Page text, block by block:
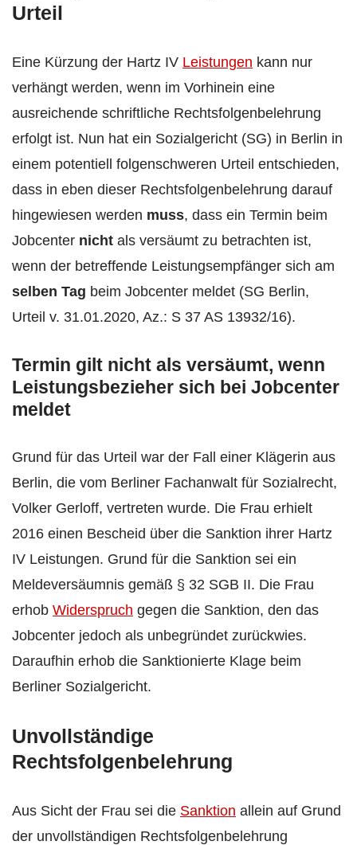
Urteil
Eine Kürzung der Hartz IV Leistungen kann nur
verhängt werden, wenn im Vorhinein eine
ausreichende schriftliche Rechtsfolgenbelehrung
erfolgt ist. Nun hat ein Sozialgericht (SG) in Berlin in
einem potentiell folgenschweren Urteil entschieden,
dass in eben dieser Rechtsfolgenbelehrung darauf
hingewiesen werden muss, dass ein Termin beim
Jobcenter nicht als versäumt zu betrachten ist,
wenn der betreffende Leistungsempfänger sich am
selben Tag beim Jobcenter meldet (SG Berlin,
Urteil v. 31.01.2020, Az.: S 37 AS 13932/16).
Termin gilt nicht als versäumt, wenn
Leistungsbezieher sich bei Jobcenter
meldet
Grund für das Urteil war der Fall einer Klägerin aus
Berlin, die vom Berliner Fachanwalt für Sozialrecht,
Volker Gerloff, vertreten wurde. Die Frau erhielt
2016 einen Bescheid über die Sanktion ihrer Hartz
IV Leistungen. Grund für die Sanktion sei ein
Meldeversäumnis gemäß § 32 SGB II. Die Frau
erhob Widerspruch gegen die Sanktion, den das
Jobcenter jedoch als unbegründet zurückwies.
Daraufhin erhob die Sanktionierte Klage beim
Berliner Sozialgericht.
Unvollständige
Rechtsfolgenbelehrung
Aus Sicht der Frau sei die Sanktion allein auf Grund
der unvollständigen Rechtsfolgenbelehrung